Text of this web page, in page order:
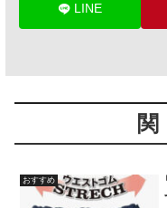
LINE
おすすめ